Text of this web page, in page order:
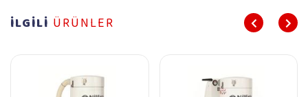
İLGİLİ ÜRÜNLER